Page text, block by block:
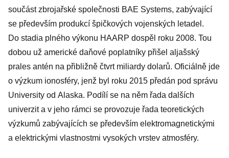
součást zbrojařské společnosti BAE Systems, zabývající
se především produkcí špičkových vojenských letadel.
Do stadia plného výkonu HAARP dospěl roku 2008. Tou
dobou už americké daňové poplatníky přišel aljašský
prales antén na přibližně čtvrt miliardy dolarů. Oficiálně jde
o výzkum ionosféry, jenž byl roku 2015 předán pod správu
University od Alaska. Podílí se na něm řada dalších
univerzit a v jeho rámci se provozuje řada teoretických
výzkumů zabývajících se především elektromagnetickými
a elektrickými vlastnostmi vysokých vrstev atmosféry.